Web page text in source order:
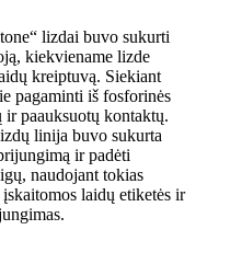
lizdai buvo sukurti
kiekviename lizde
kreiptuvą. Siekiant
pagaminti iš fosforinės
paauksuotų kontaktų.
linija buvo sukurta
ir padėti
naudojant tokias
laidų etiketės ir